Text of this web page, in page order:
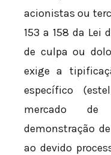
acionistas ou
153 a 158 da Lei
de culpa ou
exige a
específico
mercado
demonstração
ao devido